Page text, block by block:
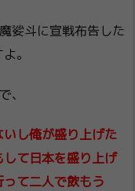
娑斗に宣戦布告した
。
、
いし俺が盛り上げた
て日本を盛り上げ
て二人で飲もう